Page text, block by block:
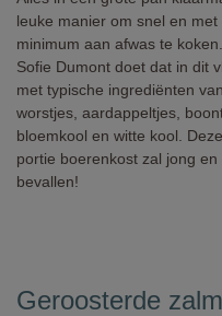
leuke manier om snel en met
minimum aan afwas te
Sofie Dumont doet dat in dit
met typische ingrediënten
worstjes, aardappeltjes,
bloemkool en witte kool.
portie boerenkost zal jong en
bevallen!
Geroosterde